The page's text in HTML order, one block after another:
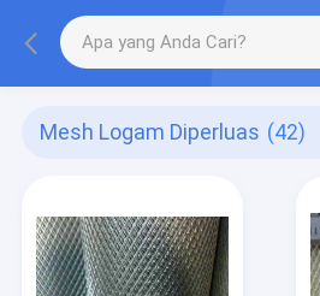
Mesh Logam Diperluas (42)